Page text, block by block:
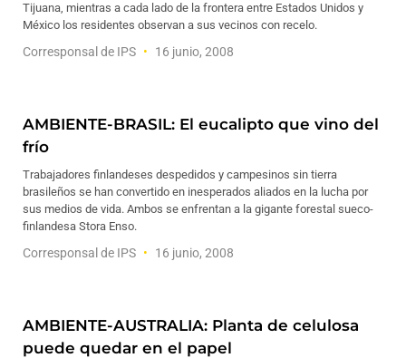
Tijuana, mientras a cada lado de la frontera entre Estados Unidos y
México los residentes observan a sus vecinos con recelo.
Corresponsal de IPS 16 junio, 2008
AMBIENTE-BRASIL: El eucalipto que vino del
frío
Trabajadores finlandeses despedidos y campesinos sin tierra
brasileños se han convertido en inesperados aliados en la lucha por
sus medios de vida. Ambos se enfrentan a la gigante forestal sueco-
finlandesa Stora Enso.
Corresponsal de IPS 16 junio, 2008
AMBIENTE-AUSTRALIA: Planta de celulosa
puede quedar en el papel